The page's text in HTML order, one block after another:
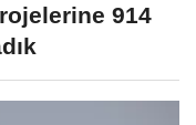
914